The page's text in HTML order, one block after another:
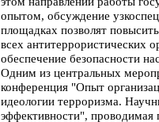
опытом, обсуждение
площадках позволят
всех антитеррористических
обеспечение безопасности
Одним из центральных
конференция "Опыт
идеологии терроризма.
эффективности",